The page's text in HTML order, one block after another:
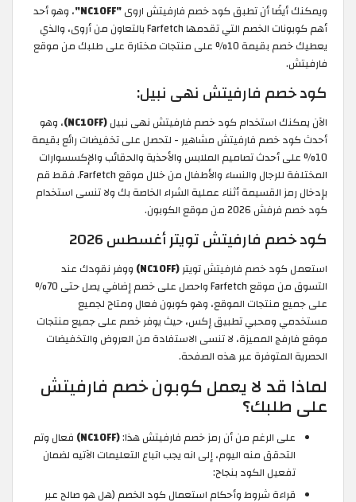
ويمكنك أيضًا أن تطبق كود خصم فارفيتش اروى"NC10FF"
، وهو أحد
أهم كوبونات الخصم التي تقدمها Farfetch بالتعاون من أروى، والذي
يعطيك خصم بقيمة 10% على منتجات مختارة على طلبك من موقع
فارفيتش.
كود خصم فارفيتش نهى نبيل:
الآن يمكنك استخدام كود خصم فارفيتش نهى نبيل(NC10FF)
، وهو
أحدث كود خصم فارفيتش مشاهير - لتحصل على تخفيضات رائع بقيمة
10% على أحدث تصاميم الملابس والأحذية والحقائب والإكسسوارات
المختلفة للرجال والنساء والأطفال من خلال موقع Farfetch. فقط قم
بإدخال رمز القسيمة أثناء عملية الشراء الخاصة بك ولا تنسى استخدام
كود خصم فرفش 2026 من موقع الكوبون.
كود خصم فارفيتش تويتر أغسطس 2026
استعمل كود خصم فارفيتش تويتر(NC10FF)
ووفر نقودك عند
التسوق من موقع Farfetch واحصل على خصم إضافي يصل حتى 70%
على جميع منتجات الموقع، وهو كوبون فعال ومتاح لجميع
مستخدمي ومحبي تطبيق إكس، حيث يوفر خصم على جميع منتجات
موقع فارفج المميزة، لا تنسى الاستفادة من العروض والتخفيضات
الحصرية المتوفرة عبر هذه الصفحة.
لماذا قد لا يعمل كوبون خصم فارفيتش
على طلبك؟
على الرغم من أن رمز خصم فارفيتش هذا:(NC10FF)
فعال وتم
التحقق منه اليوم، إلى انه يجب اتباع التعليمات الآتيه لضمان
تفعيل الكود بنجاح:
قراءة شروط وأحكام استعمال كود الخصم (هل هو صالح عبر